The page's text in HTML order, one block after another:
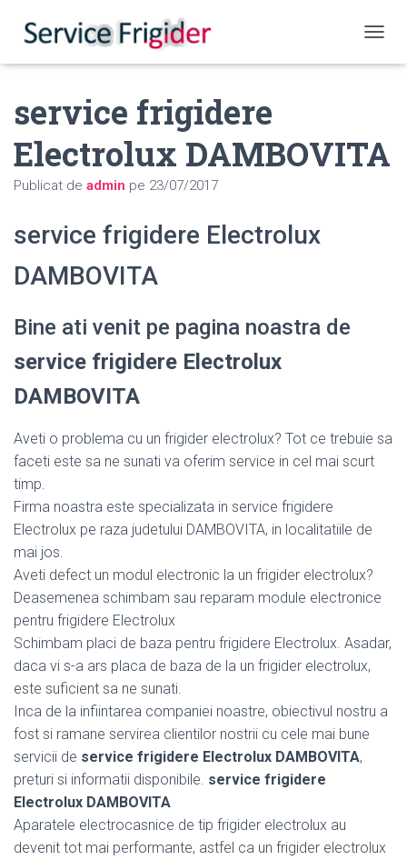
service frigidere
Electrolux DAMBOVITA
Publicat de admin pe 23/07/2017
service frigidere Electrolux
DAMBOVITA
Bine ati venit pe pagina noastra de
service frigidere Electrolux
DAMBOVITA
Aveti o problema cu un frigider electrolux? Tot ce trebuie sa
faceti este sa ne sunati va oferim service in cel mai scurt
timp.
Firma noastra este specializata in service frigidere
Electrolux pe raza judetului DAMBOVITA, in localitatiile de
mai jos.
Aveti defect un modul electronic la un frigider electrolux?
Deasemenea schimbam sau reparam module electronice
pentru frigidere Electrolux
Schimbam placi de baza pentru frigidere Electrolux. Asadar,
daca vi s-a ars placa de baza de la un frigider electrolux,
este suficient sa ne sunati.
Inca de la infiintarea companiei noastre, obiectivul nostru a
fost si ramane servirea clientilor nostrii cu cele mai bune
servicii de service frigidere Electrolux DAMBOVITA,
preturi si informatii disponibile. service frigidere
Electrolux DAMBOVITA
Aparatele electrocasnice de tip frigider electrolux au
devenit tot mai performante, astfel ca un frigider electrolux